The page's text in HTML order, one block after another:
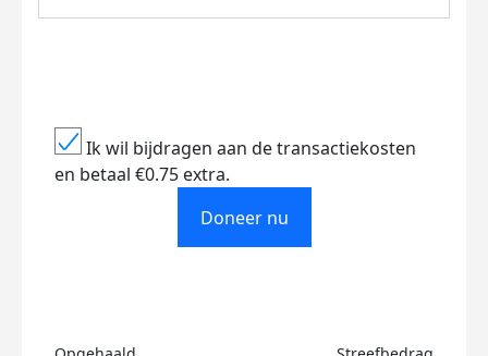
Ik wil bijdragen aan de transactiekosten
en betaal €0.75 extra.
Doneer nu